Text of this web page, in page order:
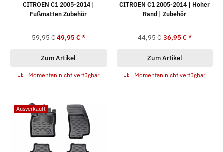
CITROEN C1 2005-2014 |
Fußmatten Zubehör
59,95 € 49,95 €*
Zum Artikel
Momentan nicht verfügbar
CITROEN C1 2005-2014 | Hoher
Rand | Zubehör
44,95 € 36,95 €*
Zum Artikel
Momentan nicht verfügbar
Ausverkauft